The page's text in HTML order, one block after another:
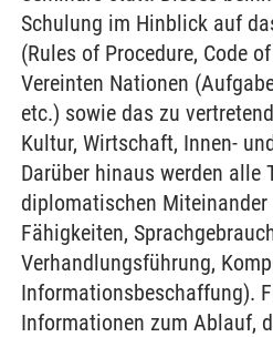
Schulung im Hinblick auf
(Rules of Procedure, Code
Vereinten Nationen
etc.) sowie das zu
Kultur, Wirtschaft, Innen-
Darüber hinaus werden alle
diplomatischen
Fähigkeiten,
Verhandlungsführung,
Informationsbeschaffung).
Informationen zum Ablauf,